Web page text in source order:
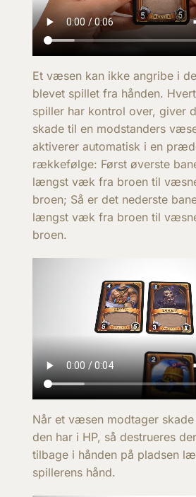
Et væsen kan ikke angribe i
blevet spillet fra hånden.
spiller har kontrol over, giver
skade til en modstanders
aktiverer automatisk i en
rækkefølge: Først øverste
længst væk fra broen til
broen; Så er det nederste
længst væk fra broen til
broen.
Når et væsen modtager
den har i HP, så destrueres
tilbage i hånden på pladsen
spillerens hånd.